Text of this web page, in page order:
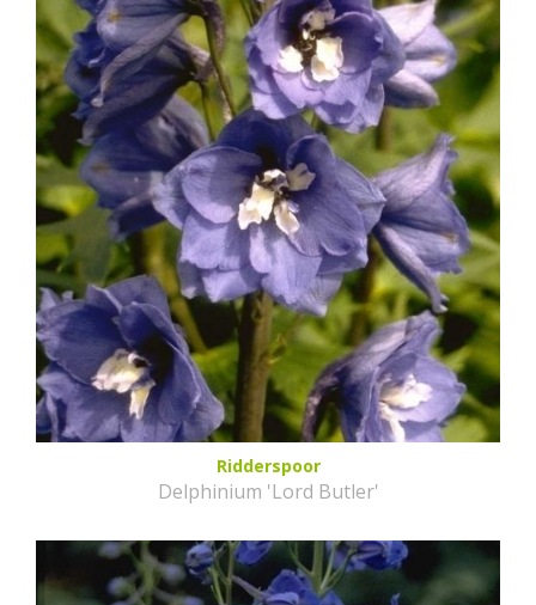
Ridderspoor
Delphinium 'Lord Butler'